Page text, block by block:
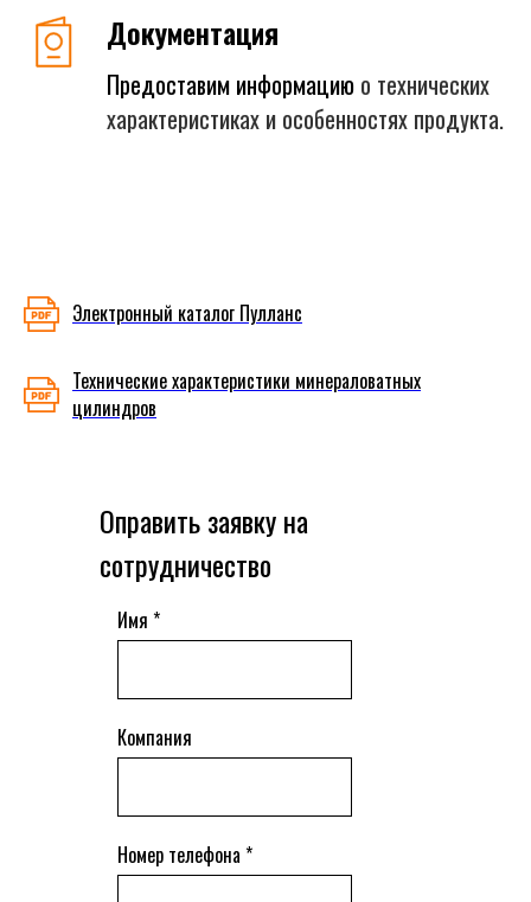
Документация
Предоставим информацию о технических
характеристиках и особенностях продукта.
Электронный каталог Пулланс
Технические характеристики минераловатных
цилиндров
Оправить заявку на
сотрудничество
Имя *
Компания
Номер телефона *